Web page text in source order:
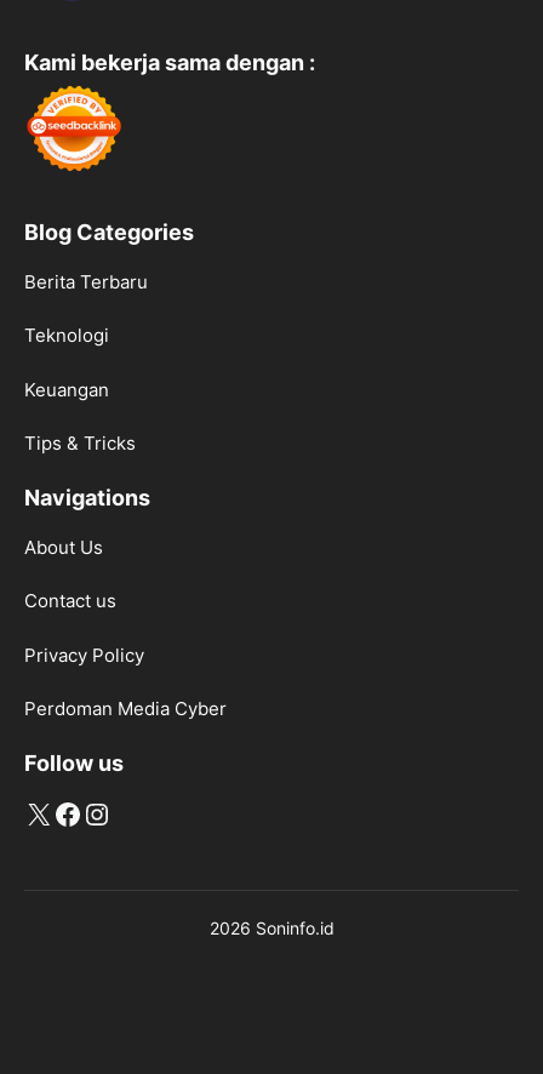
Kami bekerja sama dengan :
Blog Categories
Berita Terbaru
Teknologi
Keuangan
Tips & Tricks
Navigations
About Us
Contact us
Privacy Policy
Perdoman Media Cyber
Follow us
X Facebook
Instagram
2026 Soninfo.id